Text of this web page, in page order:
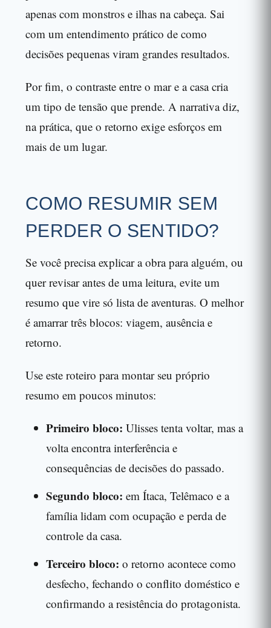
apenas com monstros e ilhas na cabeça. Sai
com um entendimento prático de como
decisões pequenas viram grandes resultados.
Por fim, o contraste entre o mar e a casa cria
um tipo de tensão que prende. A narrativa diz,
na prática, que o retorno exige esforços em
mais de um lugar.
COMO RESUMIR SEM
PERDER O SENTIDO?
Se você precisa explicar a obra para alguém, ou
quer revisar antes de uma leitura, evite um
resumo que vire só lista de aventuras. O melhor
é amarrar três blocos: viagem, ausência e
retorno.
Use este roteiro para montar seu próprio
resumo em poucos minutos:
Primeiro bloco: Ulisses tenta voltar, mas a
volta encontra interferência e
consequências de decisões do passado.
Segundo bloco: em Ítaca, Telêmaco e a
família lidam com ocupação e perda de
controle da casa.
Terceiro bloco: o retorno acontece como
desfecho, fechando o conflito doméstico e
confirmando a resistência do protagonista.